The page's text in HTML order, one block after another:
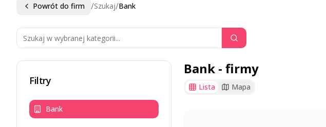
Powrót do firm /Szukaj/Bank
Filtry
Bank
Bank - firmy
Lista Mapa